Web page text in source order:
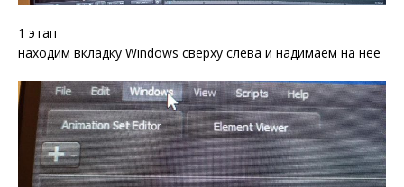
1 этап
находим вкладку Windows сверху слева и надимаем на нее